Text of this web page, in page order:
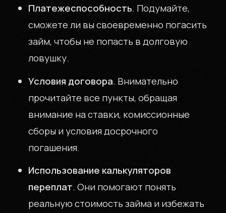
СЮРПРИЗОВ
+7 (999) 000-00-00
Платежеспособность. Подумайте,
сможете ли вы своевременно погасить
займ, чтобы не попасть в долговую
ловушку.
Условия договора. Внимательно
прочитайте все пункты, обращая
внимание на ставки, комиссионные
сборы и условия досрочного
погашения.
Использование калькуляторов
переплат. Они помогают понять
реальную стоимость займа и избежать